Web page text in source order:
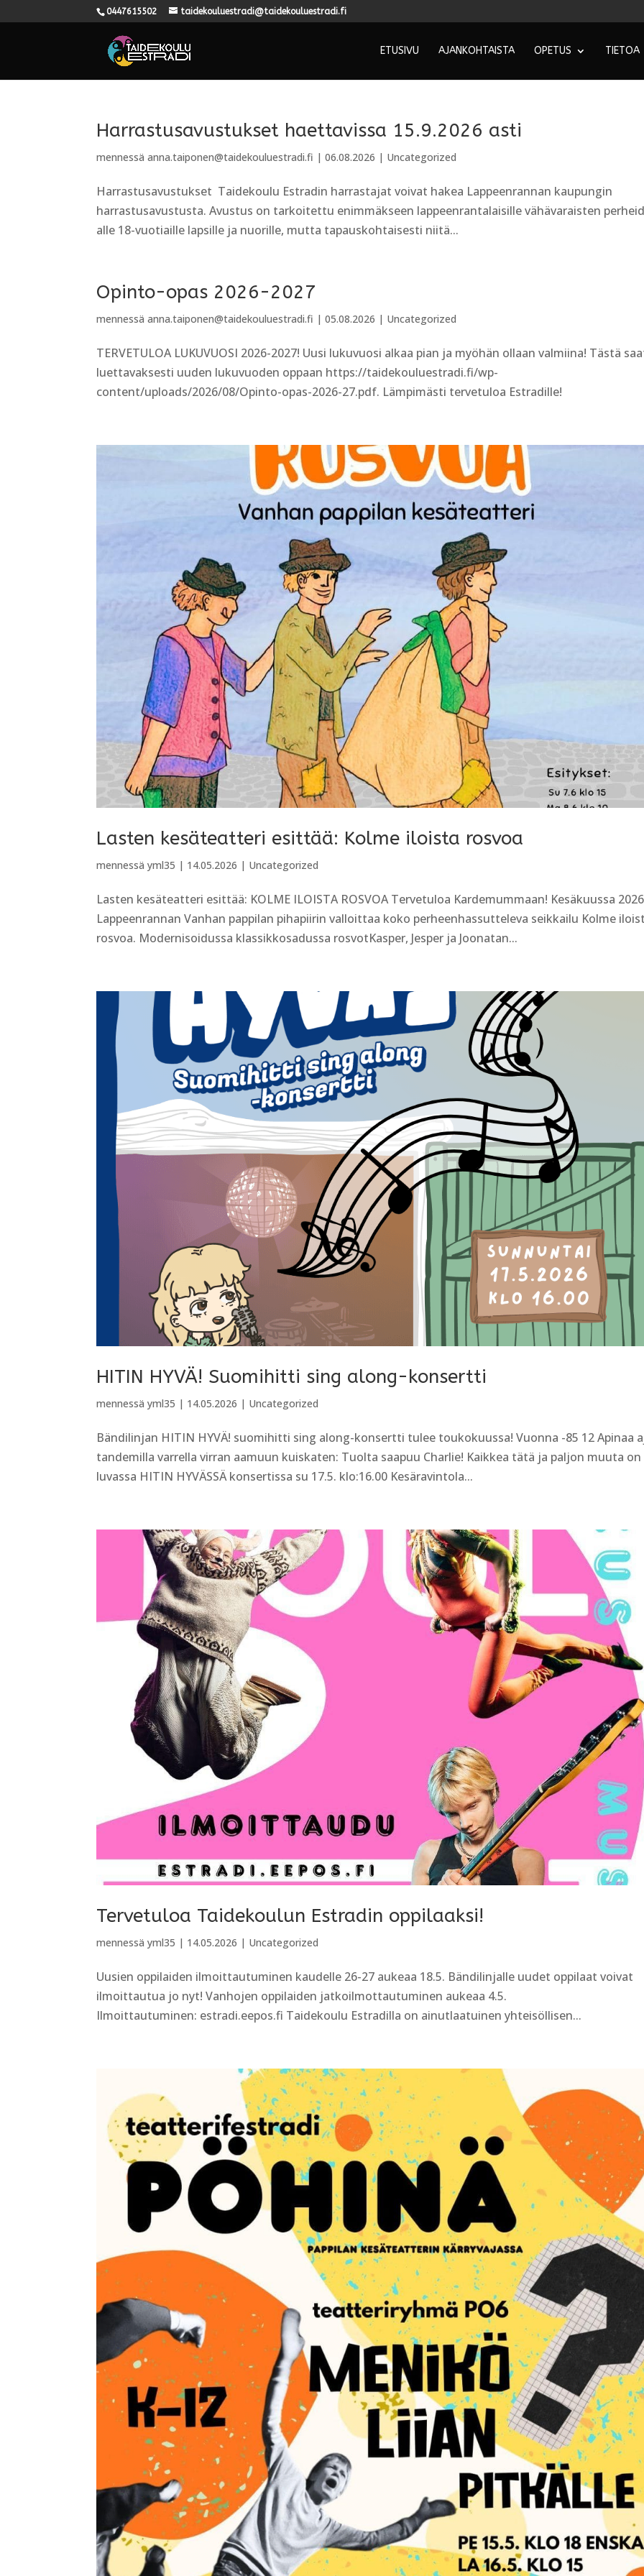
0447615502 taidekouluestradi@taidekouluestradi.fi
ETUSIVU AJANKOHTAISTA OPETUS TIETOA
Harrastusavustukset haettavissa 15.9.2026 asti
mennessäanna.taiponen@taidekouluestradi.fi |06.08.2026 | Uncategorized
Harrastusavustukset Taidekoulu Estradin harrastajat voivat hakea Lappeenrannan kaupungin
harrastusavustusta. Avustus on tarkoitettu enimmäkseen lappeenrantalaisille vähävaraisten
alle 18-vuotiaille lapsille ja nuorille, mutta tapauskohtaisesti niitä...
Opinto-opas 2026-2027
mennessäanna.taiponen@taidekouluestradi.fi |05.08.2026 | Uncategorized
TERVETULOA LUKUVUOSI 2026-2027! Uusi lukuvuosi alkaa pian ja myöhän ollaan valmiina! Tästä
luettavaksesti uuden lukuvuoden oppaan https://taidekouluestradi.fi/wp-
content/uploads/2026/08/Opinto-opas-2026-27.pdf. Lämpimästi tervetuloa Estradille!
Lasten kesäteatteri esittää: Kolme iloista rosvoa
mennessäyml35 | 14.05.2026 | Uncategorized
Lasten kesäteatteri esittää: KOLME ILOISTA ROSVOA Tervetuloa Kardemummaan! Kesäkuussa 2026
Lappeenrannan Vanhan pappilan pihapiirin valloittaa koko perheenhassutteleva seikkailu Kolme
rosvoa. Modernisoidussa klassikkosadussa rosvotKasper, Jesper ja Joonatan...
HITIN HYVÄ! Suomihitti sing along-konsertti
mennessäyml35 | 14.05.2026 | Uncategorized
Bändilinjan HITIN HYVÄ! suomihitti sing along-konsertti tulee toukokuussa! Vuonna -85 12 Apinaa
tandemilla varrella virran aamuun kuiskaten: Tuolta saapuu Charlie! Kaikkea tätä ja paljon muuta on
luvassa HITIN HYVÄSSÄ konsertissa su 17.5. klo:16.00 Kesäravintola...
Tervetuloa Taidekoulun Estradin oppilaaksi!
mennessäyml35 | 14.05.2026 | Uncategorized
Uusien oppilaiden ilmoittautuminen kaudelle 26-27 aukeaa 18.5. Bändilinjalle uudet oppilaat voivat
ilmoittautua jo nyt! Vanhojen oppilaiden jatkoilmottautuminen aukeaa 4.5.
Ilmoittautuminen: estradi.eepos.fi Taidekoulu Estradilla on ainutlaatuinen yhteisöllisen...